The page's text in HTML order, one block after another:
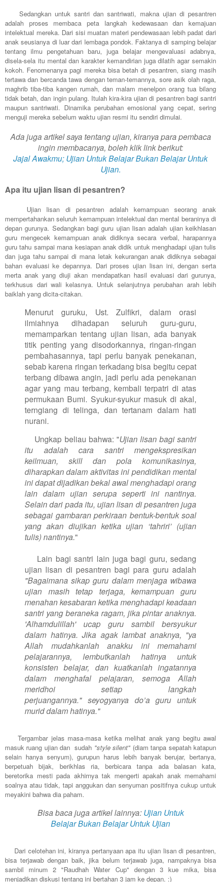
Sedangkan untuk santri dan santriwati, makna ujian di pesantren
adalah proses membaca peta langkah kedewasaan dan kemajuan
intelektual mereka. Dari sisi muatan materi pendewasaan lebih padat dari
anak seusianya di luar dari lembaga pondok. Faktanya di samping belajar
tentang ilmu pengetahuan baru, juga belajar mengevaluasi adabnya,
disela-sela itu mental dan karakter kemandirian juga dilatih agar semakin
kokoh. Fenomenanya pagi mereka bisa betah di pesantren, siang masih
tertawa dan bercanda tawa dengan teman-temannya, sore asik olah raga,
maghrib tiba-tiba kangen rumah, dan malam menelpon orang tua bilang
tidak betah, dan ingin pulang. Itulah kira-kira ujian di pesantren bagi santri
maupun santriwati. Dinamika perubahan emosional yang cepat, sering
menguji mereka sebelum waktu ujian resmi itu sendiri dimulai.
Ada juga artikel saya tentang ujian, kiranya para pembaca
ingin membacanya, boleh klik link berikut:
Jajal Awakmu; Ujian Untuk Belajar Bukan Belajar Untuk
Ujian.
Apa itu ujian lisan di pesantren?
Ujian lisan di pesantren adalah kemampuan seorang anak
mempertahankan seluruh kemampuan intelektual dan mental beraninya di
depan gurunya. Sedangkan bagi guru ujian lisan adalah ujian keikhlasan
guru mengecek kemampuan anak didiknya secara verbal, harapannya
guru tahu sampai mana kesiapan anak didik untuk menghadapi ujian tulis
dan juga tahu sampai di mana letak kekurangan anak didiknya sebagai
bahan evaluasi ke depannya. Dari proses ujian lisan ini, dengan serta
merta anak yang diuji akan mendapatkan hasil evaluasi dari gurunya,
terkhusus dari wali kelasnya. Untuk selanjutnya perubahan arah lebih
baiklah yang dicita-citakan.
Menurut guruku, Ust. Zulfikri, dalam orasi
ilmiahnya dihadapan seluruh guru-guru,
memamparkan tentang ujian lisan, ada banyak
titik penting yang disodorkannya, ringan-ringan
pembahasannya, tapi perlu banyak penekanan,
sebab karena ringan terkadang bisa begitu cepat
terbang dibawa angin, jadi perlu ada penekanan
agar yang mau terbang, kembali terpatri di atas
permukaan Bumi. Syukur-syukur masuk di akal,
terngiang di telinga, dan tertanam dalam hati
nurani.
Ungkap beliau bahwa: "Ujian lisan bagi santri
itu adalah cara santri mengekspresikan
keilmuan, skill dan pola komunikasinya,
diharapkan dalam aktivitas ini pendidikan mental
ini dapat dijadikan bekal awal menghadapi orang
lain dalam ujian serupa seperti ini nantinya.
Selain dari pada itu, ujian lisan di pesantren juga
sebagai gambaran perkiraan bentuk-bentuk soal
yang akan diujikan ketika ujian ‘tahriri’ (ujian
tulis) nantinya."
Lain bagi santri lain juga bagi guru, sedang
ujian lisan di pesantren bagi para guru adalah
"Bagaimana sikap guru dalam menjaga wibawa
ujian masih tetap terjaga, kemampuan guru
menahan kesabaran ketika menghadapi keadaan
santri yang beraneka ragam, jika pintar anaknya.
'Alhamdulillah' ucap guru sambil bersyukur
dalam hatinya. Jika agak lambat anaknya, "ya
Allah mudahkanlah anakku ini memahami
pelajarannya, lembutkanlah hatinya untuk
konsisten belajar, dan kuatkanlah ingatannya
dalam menghafal pelajaran, semoga Allah
meridhoi setiap langkah
perjuangannya." seyogyanya do’a guru untuk
murid dalam hatinya."
Tergambar jelas masa-masa ketika melihat anak yang begitu awal
masuk ruang ujian dan sudah "style silent" (diam tanpa sepatah katapun
selain hanya senyum), gurupun harus lebih banyak berujar, bertanya,
berpetuah bijak, berikhlas ria, berbicara tanpa ada balasan kata,
beretorika mesti pada akhirnya tak mengerti apakah anak memahami
soalnya atau tidak, tapi anggukan dan senyuman positifnya cukup untuk
meyakini bahwa dia paham.
Bisa baca juga artikel lainnya: Ujian Untuk
Belajar Bukan Belajar Untuk Ujian
Dari celotehan ini, kiranya pertanyaan apa itu ujian lisan di pesantren,
bisa terjawab dengan baik, jika belum terjawab juga, nampaknya bisa
sambil minum 2 "Raudhah Water Cup" dengan 3 kue mika, bisa
menjadikan diskusi tentang ini bertahan 3 jam ke depan. :)